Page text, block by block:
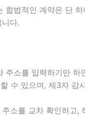
합법적인 계약은 단
다.
소를 입력하기만 하
수 있으며, 제3자 감
소를 교차 확인하고,